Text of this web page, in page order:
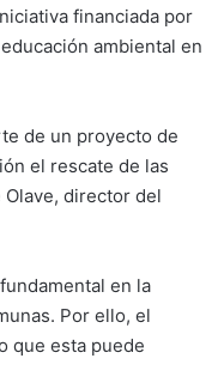
financiada por
ambiental en
de un proyecto de
el rescate de las
director del
en la
Por ello, el
que esta puede